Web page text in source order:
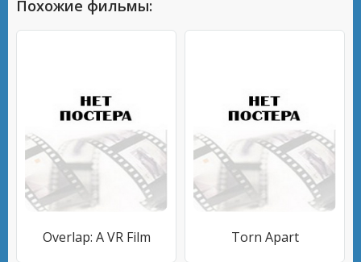
Похожие фильмы:
Overlap: A VR Film Torn Apart